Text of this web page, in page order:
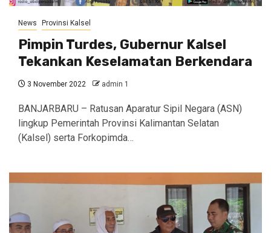
News Provinsi Kalsel
Pimpin Turdes, Gubernur Kalsel
Tekankan Keselamatan Berkendara
3 November 2022 admin 1
BANJARBARU – Ratusan Aparatur Sipil Negara (ASN)
lingkup Pemerintah Provinsi Kalimantan Selatan
(Kalsel) serta Forkopimda…